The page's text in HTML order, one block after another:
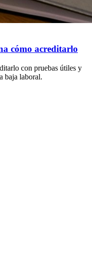
cómo acreditarlo
con pruebas útiles y
baja laboral.